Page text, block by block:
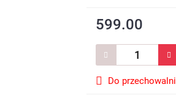
599.00
Do przechowalni